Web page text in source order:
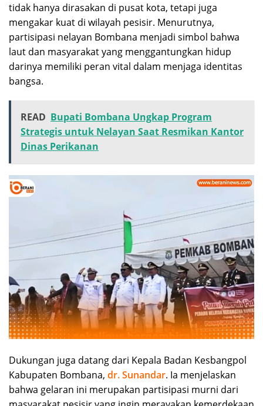
tidak hanya dirasakan di pusat kota, tetapi juga
mengakar kuat di wilayah pesisir. Menurutnya,
partisipasi nelayan Bombana menjadi simbol bahwa
laut dan masyarakat yang menggantungkan hidup
darinya memiliki peran vital dalam menjaga identitas
bangsa.
READ Bupati Bombana Ungkap Program
Strategis untuk Nelayan Saat Resmikan Kantor
Dinas Perikanan
Dukungan juga datang dari Kepala Badan Kesbangpol
Kabupaten Bombana, dr. Sunandar. Ia menjelaskan
bahwa gelaran ini merupakan partisipasi murni dari